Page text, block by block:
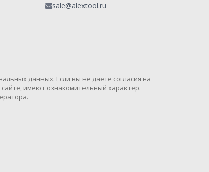
sale@alextool.ru
данных. Если вы не даете согласия на
имеют ознакомительный характер.